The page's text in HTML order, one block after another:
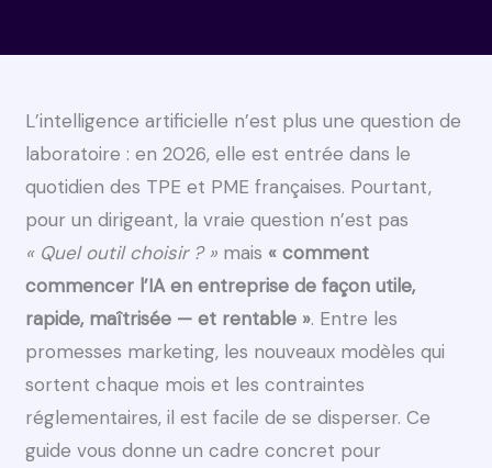
L’intelligence artificielle n’est plus une question de
laboratoire : en 2026, elle est entrée dans le
quotidien des TPE et PME françaises. Pourtant,
pour un dirigeant, la vraie question n’est pas
« Quel outil choisir ? » mais « comment
commencer l’IA en entreprise de façon utile,
rapide, maîtrisée — et rentable ». Entre les
promesses marketing, les nouveaux modèles qui
sortent chaque mois et les contraintes
réglementaires, il est facile de se disperser. Ce
guide vous donne un cadre concret pour